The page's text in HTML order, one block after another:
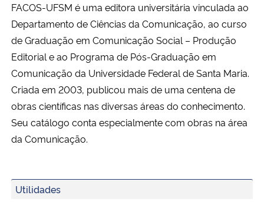
Ministério da Cidadania
Ministério da Saúde
Ministério de Minas e Energia
Ministério da Ciência, Tecnologia, Inovações e Comunicações
Ministério do Meio Ambiente
Ministério do Desenvolvimento Regional
FACOS-UFSM é uma editora universitária vinculada ao
Departamento de Ciências da Comunicação, ao curso
de Graduação em Comunicação Social – Produção
Editorial e ao Programa de Pós-Graduação em
Comunicação da Universidade Federal de Santa Maria.
Criada em 2003, publicou mais de uma centena de
obras científicas nas diversas áreas do conhecimento.
Seu catálogo conta especialmente com obras na área
da Comunicação.
Utilidades